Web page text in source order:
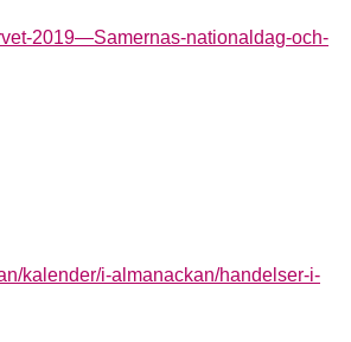
2019—Samernas-nationaldag-och-
kalender/i-almanackan/handelser-i-